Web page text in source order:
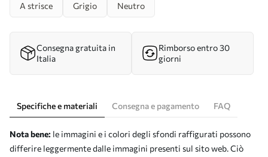
A strisce Grigio Neutro
Consegna gratuita in
Italia
Rimborso entro 30
giorni
Specifiche e materiali Consegna e pagamento FAQ
Nota bene: le immagini e i colori degli sfondi raffigurati possono
differire leggermente dalle immagini presenti sul sito web. Ciò